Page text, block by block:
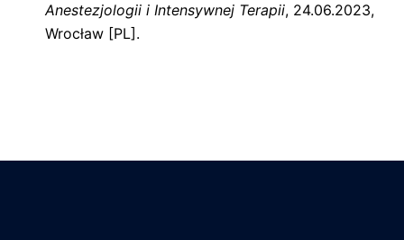
Anestezjologii i Intensywnej Terapii, 24.06.2023,
Wrocław [PL].